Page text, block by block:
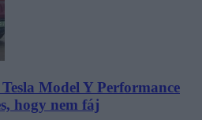
Model Y Performance
hogy nem fáj